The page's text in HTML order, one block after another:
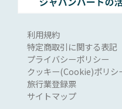
利用規約
特定商取引に関する表記
プライバシーポリシー
クッキー(Cookie)ポリシ
旅行業登録票
サイトマップ